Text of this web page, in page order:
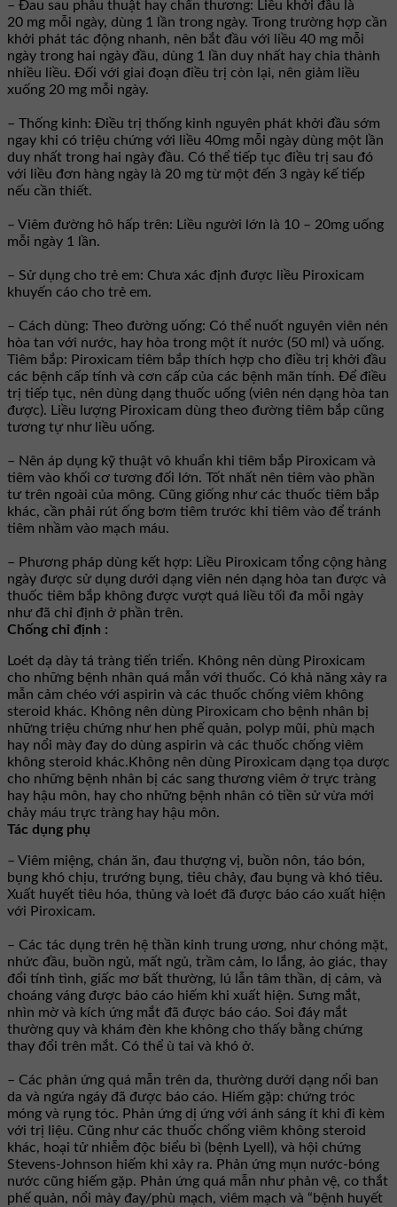
– Ðau sau phẫu thuật hay chấn thương: Liều khởi đầu là
20 mg mỗi ngày, dùng 1 lần trong ngày. Trong trường hợp cần
khởi phát tác động nhanh, nên bắt đầu với liều 40 mg mỗi
ngày trong hai ngày đầu, dùng 1 lần duy nhất hay chia thành
nhiều liều. Ðối với giai đoạn điều trị còn lại, nên giảm liều
xuống 20 mg mỗi ngày.
– Thống kinh: Ðiều trị thống kinh nguyên phát khởi đầu sớm
ngay khi có triệu chứng với liều 40mg mỗi ngày dùng một lần
duy nhất trong hai ngày đầu. Có thể tiếp tục điều trị sau đó
với liều đơn hàng ngày là 20 mg từ một đến 3 ngày kế tiếp
nếu cần thiết.
– Viêm đường hô hấp trên: Liều người lớn là 10 – 20mg uống
mỗi ngày 1 lần.
– Sử dụng cho trẻ em: Chưa xác định được liều Piroxicam
khuyến cáo cho trẻ em.
– Cách dùng: Theo đường uống: Có thể nuốt nguyên viên nén
hòa tan với nước, hay hòa trong một ít nước (50 ml) và uống.
Tiêm bắp: Piroxicam tiêm bắp thích hợp cho điều trị khởi đầu
các bệnh cấp tính và cơn cấp của các bệnh mãn tính. Ðể điều
trị tiếp tục, nên dùng dạng thuốc uống (viên nén dạng hòa tan
được). Liều lượng Piroxicam dùng theo đường tiêm bắp cũng
tương tự như liều uống.
– Nên áp dụng kỹ thuật vô khuẩn khi tiêm bắp Piroxicam và
tiêm vào khối cơ tương đối lớn. Tốt nhất nên tiêm vào phần
tư trên ngoài của mông. Cũng giống như các thuốc tiêm bắp
khác, cần phải rút ống bơm tiêm trước khi tiêm vào để tránh
tiêm nhầm vào mạch máu.
– Phương pháp dùng kết hợp: Liều Piroxicam tổng cộng hàng
ngày được sử dụng dưới dạng viên nén dạng hòa tan được và
thuốc tiêm bắp không được vượt quá liều tối đa mỗi ngày
như đã chỉ định ở phần trên.
Chống chỉ định :
Loét dạ dày tá tràng tiến triển. Không nên dùng Piroxicam
cho những bệnh nhân quá mẫn với thuốc. Có khả năng xảy ra
mẫn cảm chéo với aspirin và các thuốc chống viêm không
steroid khác. Không nên dùng Piroxicam cho bệnh nhân bị
những triệu chứng như hen phế quản, polyp mũi, phù mạch
hay nổi mày đay do dùng aspirin và các thuốc chống viêm
không steroid khác.Không nên dùng Piroxicam dạng tọa dược
cho những bệnh nhân bị các sang thương viêm ở trực tràng
hay hậu môn, hay cho những bệnh nhân có tiền sử vừa mới
chảy máu trực tràng hay hậu môn.
Tác dụng phụ
– Viêm miệng, chán ăn, đau thượng vị, buồn nôn, táo bón,
bụng khó chịu, trướng bụng, tiêu chảy, đau bụng và khó tiêu.
Xuất huyết tiêu hóa, thủng và loét đã được báo cáo xuất hiện
với Piroxicam.
– Các tác dụng trên hệ thần kinh trung ương, như chóng mặt,
nhức đầu, buồn ngủ, mất ngủ, trầm cảm, lo lắng, ảo giác, thay
đổi tính tình, giấc mơ bất thường, lú lẫn tâm thần, dị cảm, và
choáng váng được báo cáo hiếm khi xuất hiện. Sưng mắt,
nhìn mờ và kích ứng mắt đã được báo cáo. Soi đáy mắt
thường quy và khám đèn khe không cho thấy bằng chứng
thay đổi trên mắt. Có thể ù tai và khó ở.
– Các phản ứng quá mẫn trên da, thường dưới dạng nổi ban
da và ngứa ngáy đã được báo cáo. Hiếm gặp: chứng tróc
móng và rụng tóc. Phản ứng dị ứng với ánh sáng ít khi đi kèm
với trị liệu. Cũng như các thuốc chống viêm không steroid
khác, hoại tử nhiễm độc biểu bì (bệnh Lyell), và hội chứng
Stevens-Johnson hiếm khi xảy ra. Phản ứng mụn nước-bóng
nước cũng hiếm gặp. Phản ứng quá mẫn như phản vệ, co thắt
phế quản, nổi mày đay/phù mạch, viêm mạch và “bệnh huyết